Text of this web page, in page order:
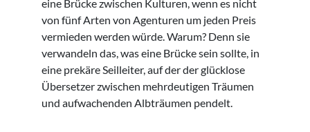
eine Brücke zwischen Kulturen, wenn es nicht
von fünf Arten von Agenturen um jeden Preis
vermieden werden würde. Warum? Denn sie
verwandeln das, was eine Brücke sein sollte, in
eine prekäre Seilleiter, auf der der glücklose
Übersetzer zwischen mehrdeutigen Träumen
und aufwachenden Albträumen pendelt.